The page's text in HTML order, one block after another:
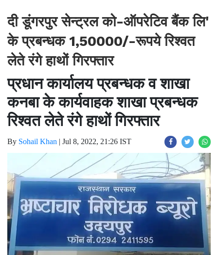
दी डूंगरपुर सेन्ट्रल को-ऑपरेटिव बैंक लि'
के प्रबन्धक 1,50000/-रूपये रिश्वत
लेते रंगे हाथों गिरफ्तार
प्रधान कार्यालय प्रबन्धक व शाखा
कनबा के कार्यवाहक शाखा प्रबन्धक
रिश्वत लेते रंगे हाथों गिरफ्तार
By Sohail Khan | Jul 8, 2022, 21:26 IST